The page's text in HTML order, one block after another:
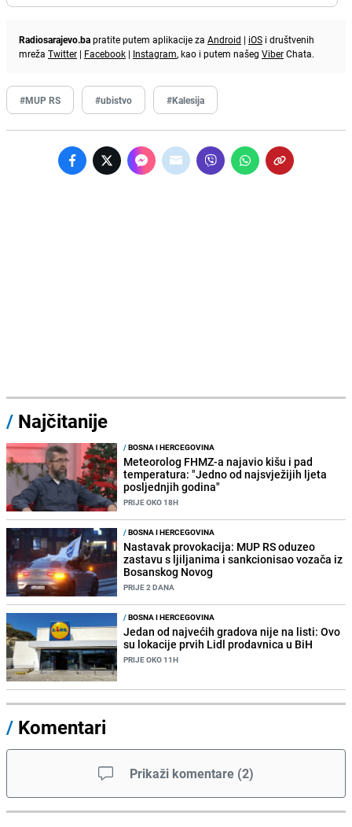
Radiosarajevo.bapratite putem aplikacije za Android | iOS i društvenih
mreža Twitter | Facebook | Instagram, kao i putem našeg ViberChata.
#MUP RS #ubistvo #Kalesija
/ Najčitanije
/BOSNA I HERCEGOVINA
Meteorolog FHMZ-a najavio kišu i pad
temperatura: "Jedno od najsvježijih ljeta
posljednjih godina"
PRIJE OKO 18H
/BOSNA I HERCEGOVINA
Nastavak provokacija: MUP RS oduzeo
zastavu s ljiljanima i sankcionisao vozača iz
Bosanskog Novog
PRIJE 2 DANA
/BOSNA I HERCEGOVINA
Jedan od najvećih gradova nije na listi: Ovo
su lokacije prvih Lidl prodavnica u BiH
PRIJE OKO 11H
/ Komentari
Prikaži komentare (2)